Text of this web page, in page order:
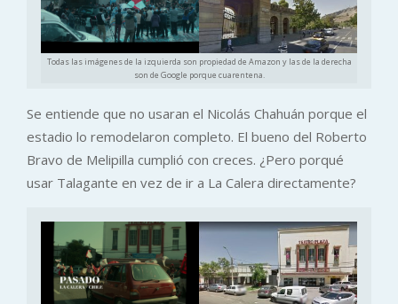
Todas las imágenes de la izquierda son propiedad de Amazon y las de la derecha
son de Google porque cuarentena.
Se entiende que no usaran el Nicolás Chahuán porque el
estadio lo remodelaron completo. El bueno del Roberto
Bravo de Melipilla cumplió con creces. ¿Pero porqué
usar Talagante en vez de ir a La Calera directamente?